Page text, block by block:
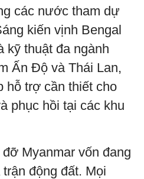
các nước tham dự
kiến vịnh Bengal
kỹ thuật đa ngành
Ấn Độ và Thái Lan,
hỗ trợ cần thiết cho
phục hồi tại các khu
Myanmar vốn đang
động đất. Mọi